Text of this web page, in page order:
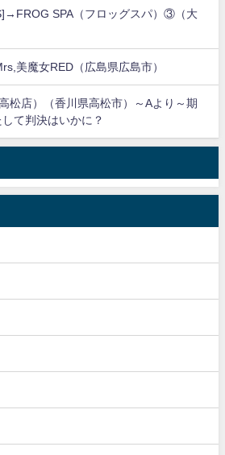
SPA（フロッグスパ）③（大
美魔女RED（広島県広島市）
店）（香川県高松市）～Aより～期
て判決はいかに？